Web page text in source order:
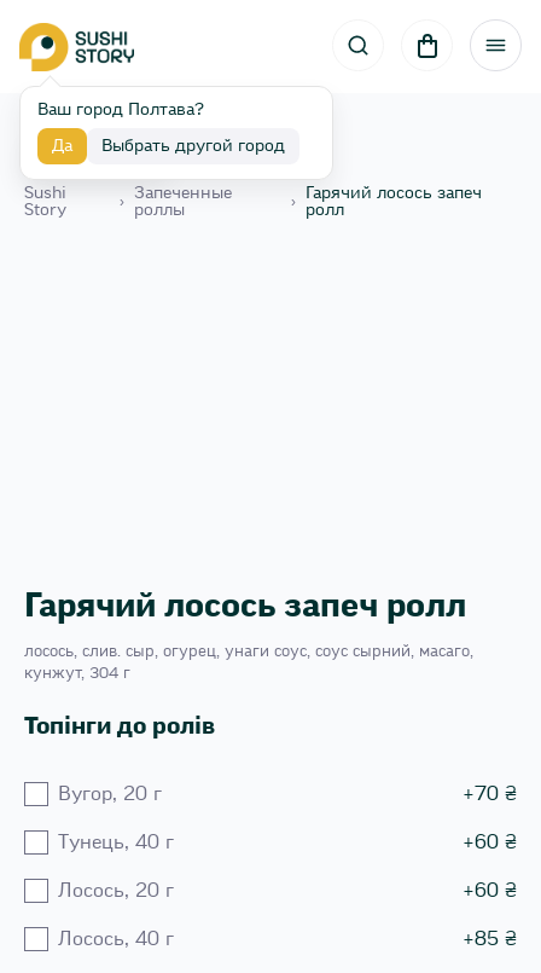
Ваш город Полтава?
Да Выбрать другой город
Назад
Sushi
Story
›
Запеченные
роллы
›
Гарячий лосось запеч
ролл
Гарячий лосось запеч ролл
лосось, слив. сыр, огурец, унаги соус, соус сырний, масаго,
кунжут, 304 г
Топінги до ролів
Вугор, 20 г +70 ₴
Тунець, 40 г +60 ₴
Лосось, 20 г +60 ₴
Лосось, 40 г +85 ₴